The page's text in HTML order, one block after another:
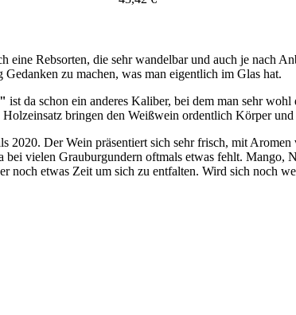
eine Rebsorten, die sehr wandelbar und auch je nach
zu machen, was man eigentlich im Glas hat.
ist da schon ein anderes Kaliber, bei dem man sehr
bringen den Weißwein ordentlich Körper
2020. Der Wein präsentiert sich sehr frisch, mit
vielen Grauburgundern oftmals etwas fehlt. Mango,
etwas Zeit um sich zu entfalten. Wird sich noch